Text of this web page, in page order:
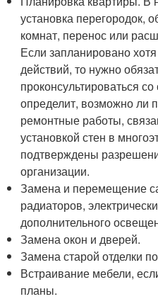
установка перегородок,
комнат, перенос или
Если запланировано
действий, то нужно
проконсультироваться
определит, возможно ли
ремонтные работы,
установкой стен в
подтверждены
организации.
Замена и перемещение
радиаторов,
дополнительного
Замена окон и дверей.
Замена старой отделки
Встраивание мебели,
планы.